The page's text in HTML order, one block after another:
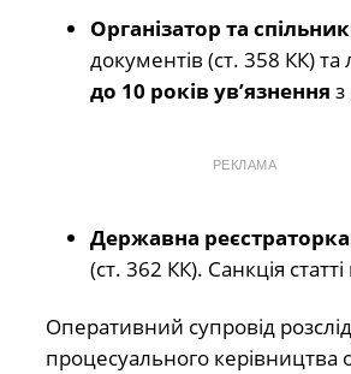
Організатор та
документів (ст. 358 КК)
до 10 років ув’язнення
РЕКЛАМА
Державна
(ст. 362 КК). Санкція
Оперативний супровід
процесуального керівництва